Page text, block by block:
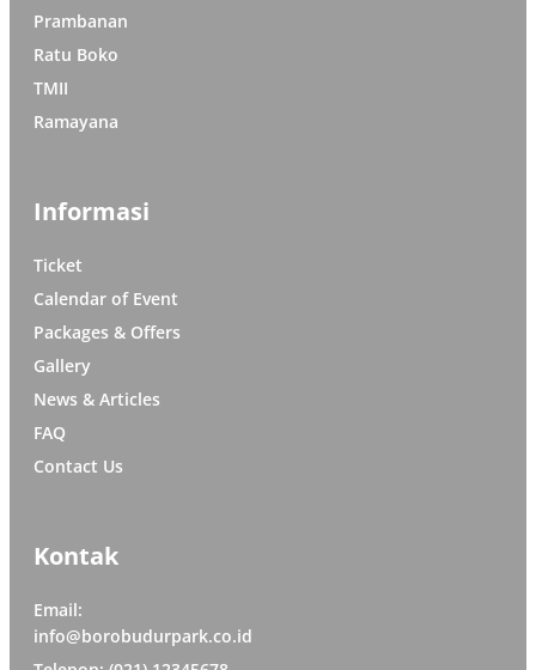
Prambanan
Ratu Boko
TMII
Ramayana
Informasi
Ticket
Calendar of Event
Packages & Offers
Gallery
News & Articles
FAQ
Contact Us
Kontak
Email:
info@borobudurpark.co.id